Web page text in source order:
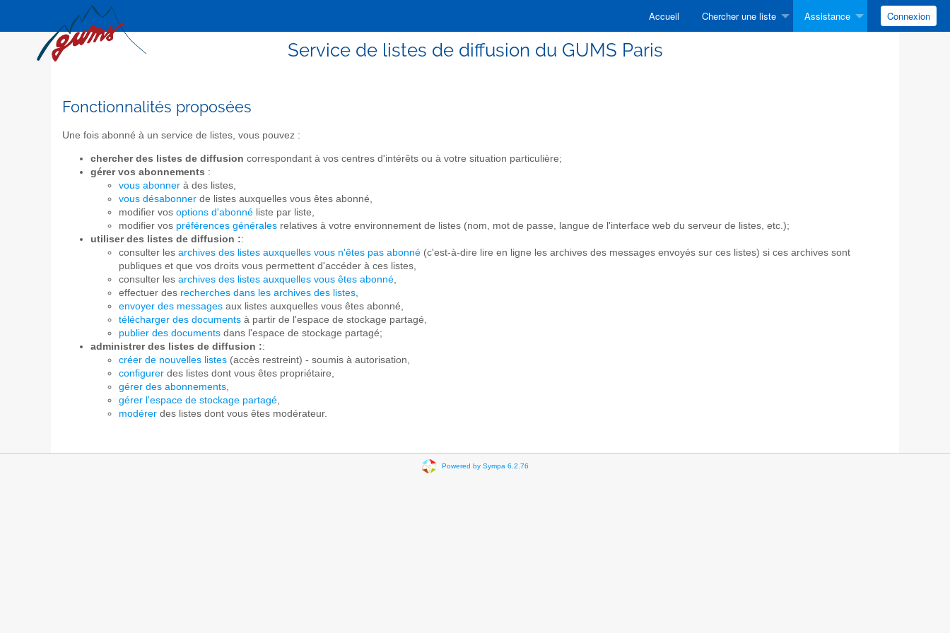
Accueil Chercher une liste Assistance Connexion
Service de listes de diffusion du GUMS Paris
Fonctionnalités proposées
Une fois abonné à un service de listes, vous pouvez :
chercher des listes de diffusion correspondant à vos centres d'intérêts ou à votre situation particulière;
gérer vos abonnements :
vous abonner à des listes,
vous désabonner de listes auxquelles vous êtes abonné,
modifier vos options d'abonné liste par liste,
modifier vos préférences générales relatives à votre environnement de listes (nom, mot de passe, langue de l'interface web du serveur de listes, etc.);
utiliser des listes de diffusion ::
consulter les archives des listes auxquelles vous n'êtes pas abonné (c'est-à-dire lire en ligne les archives des messages envoyés sur ces listes) si ces archives sont
publiques et que vos droits vous permettent d'accéder à ces listes,
consulter les archives des listes auxquelles vous êtes abonné,
effectuer des recherches dans les archives des listes,
envoyer des messages aux listes auxquelles vous êtes abonné,
télécharger des documents à partir de l'espace de stockage partagé,
publier des documents dans l'espace de stockage partagé;
administrer des listes de diffusion ::
créer de nouvelles listes (accès restreint) - soumis à autorisation,
configurer des listes dont vous êtes propriétaire,
gérer des abonnements,
gérer l'espace de stockage partagé,
modérer des listes dont vous êtes modérateur.
Powered by Sympa 6.2.76